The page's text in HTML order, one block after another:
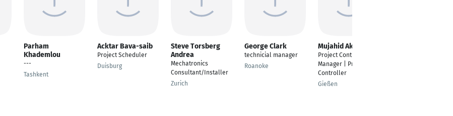
Parham
Khademlou
---
Tashkent
Acktar Bava-saib
Project Scheduler
Duisburg
Steve Torsberg
Andrea
Mechatronics
Consultant/Installer
Zurich
George Clark
technicial manager
Roanoke
Mujahid Akhtar
Project Control
Manager | Project
Controller
Gießen